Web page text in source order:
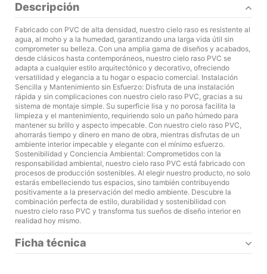
Descripción
Fabricado con PVC de alta densidad, nuestro cielo raso es resistente al
agua, al moho y a la humedad, garantizando una larga vida útil sin
comprometer su belleza. Con una amplia gama de diseños y acabados,
desde clásicos hasta contemporáneos, nuestro cielo raso PVC se
adapta a cualquier estilo arquitectónico y decorativo, ofreciendo
versatilidad y elegancia a tu hogar o espacio comercial. Instalación
Sencilla y Mantenimiento sin Esfuerzo: Disfruta de una instalación
rápida y sin complicaciones con nuestro cielo raso PVC, gracias a su
sistema de montaje simple. Su superficie lisa y no porosa facilita la
limpieza y el mantenimiento, requiriendo solo un paño húmedo para
mantener su brillo y aspecto impecable. Con nuestro cielo raso PVC,
ahorrarás tiempo y dinero en mano de obra, mientras disfrutas de un
ambiente interior impecable y elegante con el mínimo esfuerzo.
Sostenibilidad y Conciencia Ambiental: Comprometidos con la
responsabilidad ambiental, nuestro cielo raso PVC está fabricado con
procesos de producción sostenibles. Al elegir nuestro producto, no solo
estarás embelleciendo tus espacios, sino también contribuyendo
positivamente a la preservación del medio ambiente. Descubre la
combinación perfecta de estilo, durabilidad y sostenibilidad con
nuestro cielo raso PVC y transforma tus sueños de diseño interior en
realidad hoy mismo.
Ficha técnica